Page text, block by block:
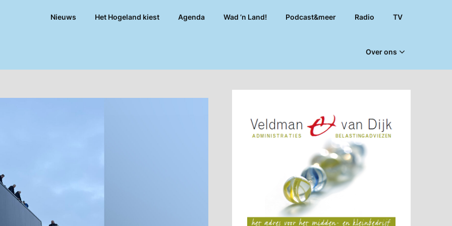
Nieuws Het Hogeland kiest Agenda Wad ’n Land! Podcast&meer Radio TV
Over ons